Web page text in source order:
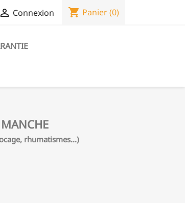
 Connexion shopping_cart Panier(0)
rhumatismes...)